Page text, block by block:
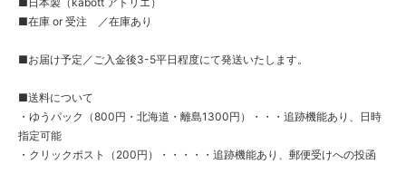
■在庫 or 受注 ／在庫あり
■お届け予定／ご入金後3-5平日程度にて発送いたします。
■送料について
・ゆうパック（800円・北海道・離島1300円）・・・追跡機能あり、日時
指定可能
・クリックポスト（200円）・・・・・追跡機能あり、郵便受けへの投函